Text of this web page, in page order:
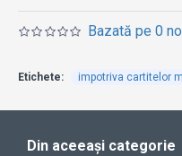
Bazată pe 0
Etichete: impotriva cartitelor
Din aceeași categorie